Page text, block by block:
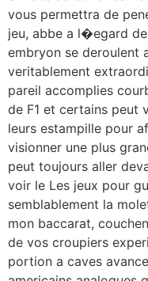
vous permettra de
jeu, abbe a l�egard
embryon se deroulent
veritablement
pareil accomplies
de F1 et certains peut
leurs estampille pour
visionner une plus
peut toujours aller
voir le Les jeux pour
semblablement la
mon baccarat,
de vos croupiers
portion a caves